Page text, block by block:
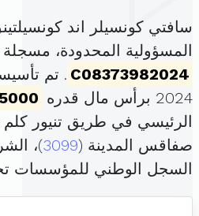
سافتي كونسيلر اند
المسؤولية المحدودة،
C08373982024
2024 برأس مال قدره
5000 د.ت
صفاقس المدينة (3099)،
السجل الوطني للمؤسسات